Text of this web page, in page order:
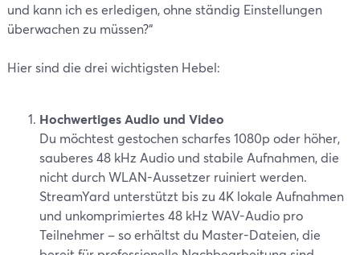
und kann ich es erledigen, ohne ständig Einstellungen
überwachen zu müssen?“
Hier sind die drei wichtigsten Hebel:
Hochwertiges Audio und Video
Du möchtest gestochen scharfes 1080p oder höher,
sauberes 48 kHz Audio und stabile Aufnahmen, die
nicht durch WLAN-Aussetzer ruiniert werden.
StreamYard unterstützt bis zu 4K lokale Aufnahmen
und unkomprimiertes 48 kHz WAV-Audio pro
Teilnehmer – so erhältst du Master-Dateien, die